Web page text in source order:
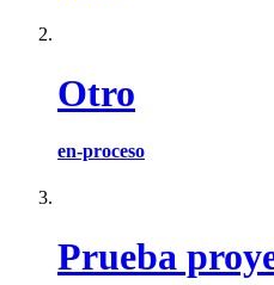
Otro
en-proceso
Prueba